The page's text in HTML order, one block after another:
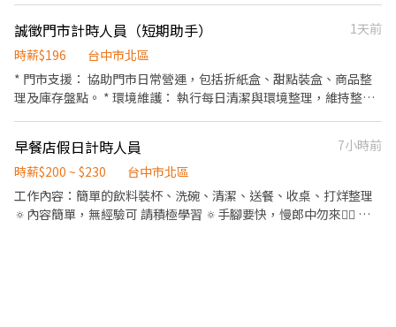
佳，無經驗也歡迎 【工作環境】 簡單乾淨、同事好相處、工作氣氛
佳 ☀️ 【上班時段】 早班：10:00～14:00 晚班：16:00～20:00 一起
把健康、家常的味道帶給更多人 🍱 歡迎加入穀食製飯家！
誠徵門市計時人員（短期助手）
1天前
時薪$196
台中市北區
* 門市支援： 協助門市日常營運，包括折紙盒、甜點裝盒、商品整
理及庫存盤點。 * 環境維護： 執行每日清潔與環境整理，維持整潔
早餐店假日計時人員
7小時前
時薪$200 ~ $230
台中市北區
工作內容：簡單的飲料裝杯、洗碗、清潔、送餐、收桌、打烊整理
🔅內容簡單，無經驗可 請積極學習 🔅手腳要快，慢郎中勿來🙅‍♀️ 🔅